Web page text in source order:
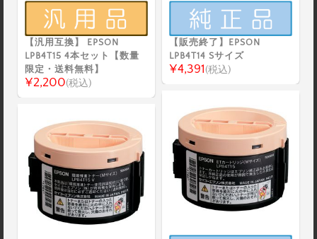
【汎用互換】 EPSON
LPB4T15 4本セット【数量
限定・送料無料】
¥2,200(税込)
【販売終了】EPSON
LPB4T14 Sサイズ
¥4,391(税込)